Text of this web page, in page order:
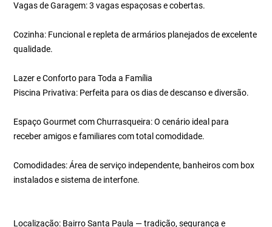
Vagas de Garagem: 3 vagas espaçosas e cobertas.
Cozinha: Funcional e repleta de armários planejados de excelente
qualidade.
Lazer e Conforto para Toda a Família
Piscina Privativa: Perfeita para os dias de descanso e diversão.
Espaço Gourmet com Churrasqueira: O cenário ideal para
receber amigos e familiares com total comodidade.
Comodidades: Área de serviço independente, banheiros com box
instalados e sistema de interfone.
Localização: Bairro Santa Paula — tradição, segurança e